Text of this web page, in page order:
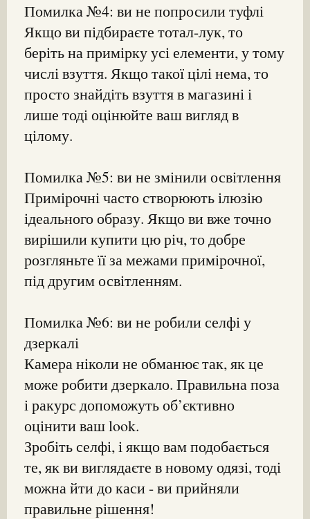
Помилка №4: ви не попросили туфлі
Якщо ви підбираєте тотал-лук, то
беріть на примірку усі елементи, у тому
числі взуття. Якщо такої цілі нема, то
просто знайдіть взуття в магазині і
лише тоді оцінюйте ваш вигляд в
цілому.
Помилка №5: ви не змінили освітлення
Примірочні часто створюють ілюзію
ідеального образу. Якщо ви вже точно
вирішили купити цю річ, то добре
розгляньте її за межами примірочної,
під другим освітленням.
Помилка №6: ви не робили селфі у
дзеркалі
Камера ніколи не обманює так, як це
може робити дзеркало. Правильна поза
і ракурс допоможуть об’єктивно
оцінити ваш look.
Зробіть селфі, і якщо вам подобається
те, як ви виглядаєте в новому одязі, тоді
можна йти до каси - ви прийняли
правильне рішення!